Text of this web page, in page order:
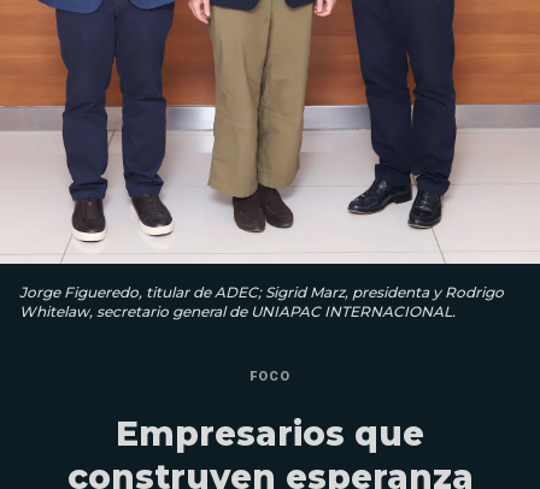
Jorge Figueredo, titular de ADEC; Sigrid Marz, presidenta y Rodrigo
Whitelaw, secretario general de UNIAPAC INTERNACIONAL.
FOCO
Empresarios que
construyen esperanza